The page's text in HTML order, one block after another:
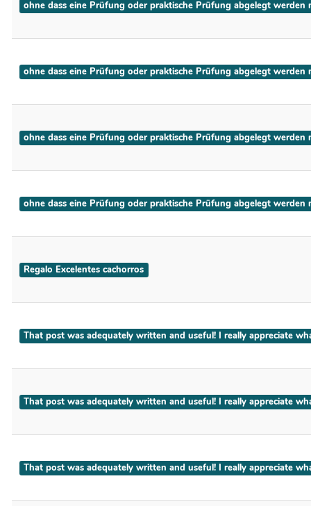
ohne dass eine Prüfung oder praktische Prüfung abgelegt werden
ohne dass eine Prüfung oder praktische Prüfung abgelegt werden
ohne dass eine Prüfung oder praktische Prüfung abgelegt werden
ohne dass eine Prüfung oder praktische Prüfung abgelegt werden
Regalo Excelentes cachorros
That post was adequately written and useful! I really appreciate
That post was adequately written and useful! I really appreciate
That post was adequately written and useful! I really appreciate